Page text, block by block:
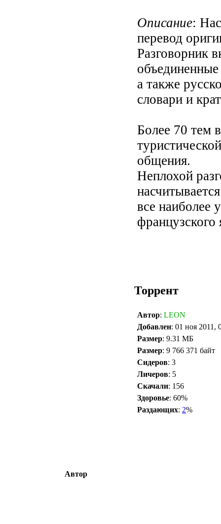
Описание:
перевод
Разговорник
а также
словари и
Более 70 тем
общения.
Неплохой
все наиболее
французского
Торрент
Автор: LEON
Добавлен: 01 ноя 2011,
Размер: 9.31 МБ
Размер: 9 766 371 байт
Сидеров: 3
Личеров: 5
Скачали: 156
Здоровье: 60%
Раздающих: 2%
Автор